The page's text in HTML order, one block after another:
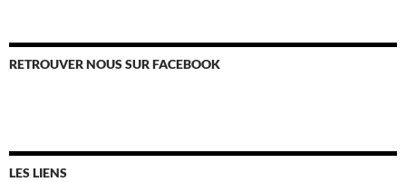
RETROUVER NOUS SUR FACEBOOK
LES LIENS